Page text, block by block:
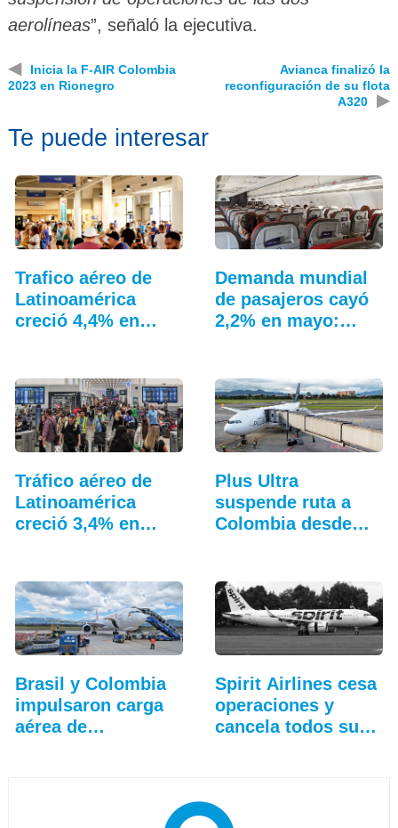
aerolíneas”, señaló la ejecutiva.
◀
Inicia la F-AIR Colombia
2023 en Rionegro
Avianca finalizó la
reconfiguración de su flota
A320
▶
Te puede interesar
Trafico aéreo de
Latinoamérica
creció 4,4% en
Demanda mundial
de pasajeros cayó
2,2% en mayo:
Tráfico aéreo de
Latinoamérica
creció 3,4% en
Plus Ultra
suspende ruta a
Colombia desde
Brasil y Colombia
impulsaron carga
aérea de…
Spirit Airlines cesa
operaciones y
cancela todos sus